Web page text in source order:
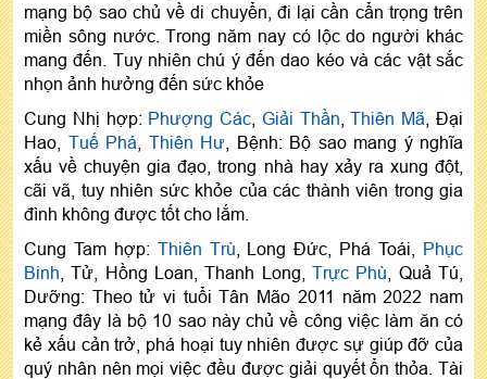
mạng bộ sao chủ về di chuyển, đi lại cần cẩn trọng trên
miền sông nước. Trong năm nay có lộc do người khác
mang đến. Tuy nhiên chú ý đến dao kéo và các vật sắc
nhọn ảnh hưởng đến sức khỏe
Cung Nhị hợp: Phượng Các Giải Thần ,Thiên Mã , Đại
Hao, Tuế Phá Thiên Hư , Bệnh: Bộ sao mang ý nghĩa
xấu về chuyện gia đạo, trong nhà hay xảy ra xung đột,
cãi vã, tuy nhiên sức khỏe của các thành viên trong gia
đình không được tốt cho lắm.
Cung Tam hợp: Thiên Trù , Long Đức, Phá Toái, Phục
Binh , Tử, Hồng Loan, Thanh Long, Trực Phù , Quả Tú,
Dưỡng: Theo tử vi tuổi Tân Mão 2011 năm 2022 nam
mạng đây là bộ 10 sao này chủ về công việc làm ăn có
kẻ xấu cản trở, phá hoại tuy nhiên được sự giúp đỡ của
quý nhân nên mọi việc đều được giải quyết ổn thỏa. Tài